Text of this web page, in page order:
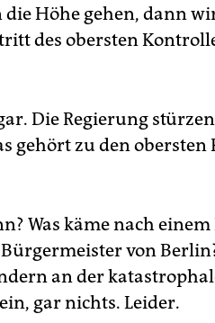
Höhe gehen, dann
des obersten
Die Regierung
gehört zu den
Was käme nach
von
an der
gar nichts. Leider.